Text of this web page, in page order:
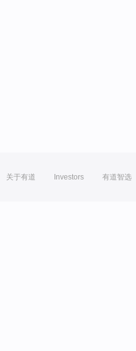
关于有道 Investors 有道智选